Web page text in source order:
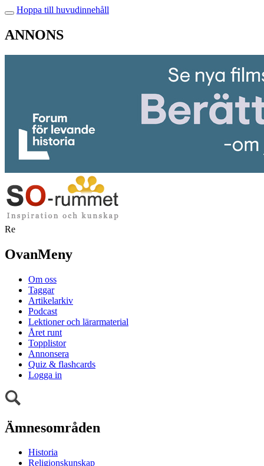
Hoppa till huvudinnehåll
ANNONS
Re
OvanMeny
Om oss
Taggar
Artikelarkiv
Podcast
Lektioner och lärarmaterial
Året runt
Topplistor
Annonsera
Quiz & flashcards
Logga in
Ämnesområden
Historia
Religionskunskap